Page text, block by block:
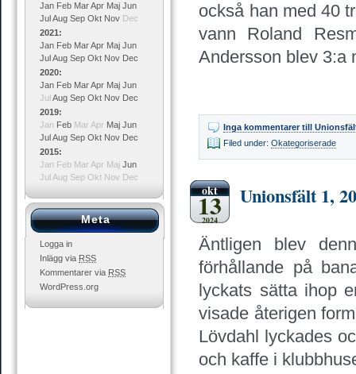
Jan Feb MarApr Maj Jun
JulAug Sep Okt Nov Dec
2021:
Jan Feb MarApr Maj Jun
JulAug Sep Okt Nov Dec
2020:
Jan Feb MarApr Maj Jun
JulAug Sep Okt Nov Dec
2019:
Jan Feb Mar Apr Maj Jun
JulAug Sep Okt Nov Dec
2015:
Jan Feb Mar Apr Maj Jun
Jul Aug Sep Okt Nov Dec
Meta
Logga in
Inlägg via RSS
Kommentarer via RSS
WordPress.org
också han med 40
vann Roland
Andersson blev 3:a
Inga kommentarertill Unionsfält
Filed under:Okategoriserade
okt
13
2024
Unionsfält 1,
Äntligen blev
förhållande på
lyckats sätta ihop
visade återigen
Lövdahl lyckades
och kaffe i